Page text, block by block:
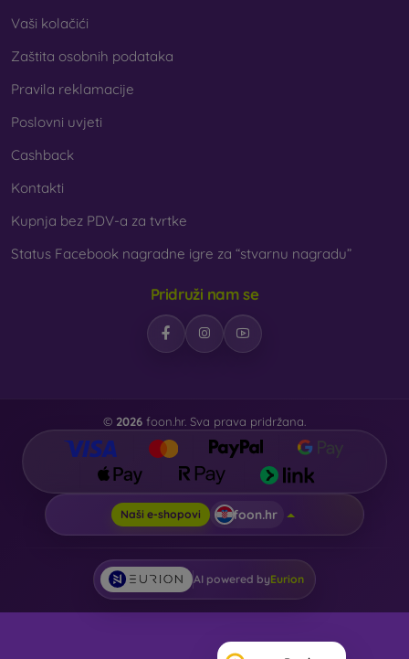
Vaši kolačići
Zaštita osobnih podataka
Pravila reklamacije
Poslovni uvjeti
Cashback
Kontakti
Kupnja bez PDV-a za tvrtke
Status Facebook nagradne igre za “stvarnu nagradu”
Pridruži nam se
© 2026 foon.hr. Sva prava pridržana.
Naši e-shopovi foon.hr
AI powered byEurion